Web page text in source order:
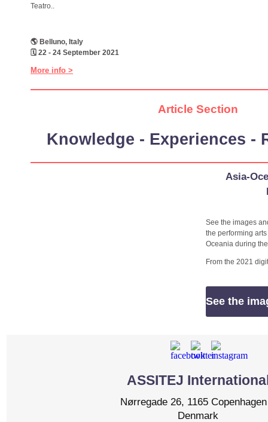
Teatro..
🌎 Belluno, Italy
🗓 22 - 24 September 2021
More info >
Article Section
Knowledge - Experiences -
Asia-
See the images
the performing
Oceania during
From the 2021
See the
ASSITEJ
Nørregade 26, 1165
Denmark